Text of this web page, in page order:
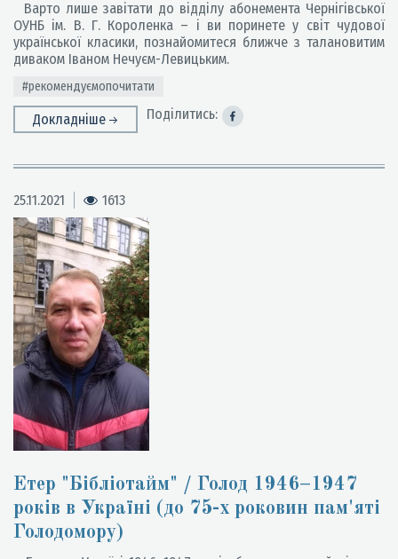
Варто лише завітати до відділу абонемента Чернігівської
ОУНБ ім. В. Г. Короленка – і ви поринете у світ чудової
української класики, познайомитеся ближче з талановитим
диваком Іваном Нечуєм-Левицьким.
#рекомендуємопочитати
Докладніше Поділитись:
25.11.2021 1613
Етер "Бібліотайм" / Голод 1946–1947
років в Україні (до 75-х роковин пам'яті
Голодомору)